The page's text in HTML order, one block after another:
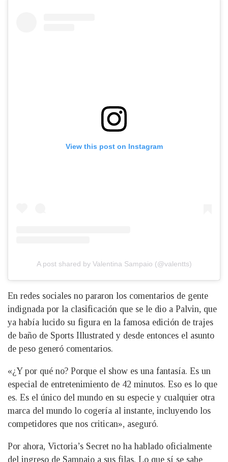
View this post on Instagram
A post shared by Valentina Sampaio (@valentts)
En redes sociales no pararon los comentarios de gente
indignada por la clasificación que se le dio a Palvin, que
ya había lucido su figura en la famosa edición de trajes
de baño de Sports Illustrated y desde entonces el asunto
de peso generó comentarios.
«¿Y por qué no? Porque el show es una fantasía. Es un
especial de entretenimiento de 42 minutos. Eso es lo que
es. Es el único del mundo en su especie y cualquier otra
marca del mundo lo cogería al instante, incluyendo los
competidores que nos critican», aseguró.
Por ahora, Victoria’s Secret no ha hablado oficialmente
del ingreso de Sampaio a sus filas. Lo que sí se sabe